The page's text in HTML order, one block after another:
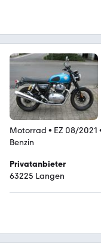
Motorrad • EZ 08/2021
Benzin
Privatanbieter
63225 Langen